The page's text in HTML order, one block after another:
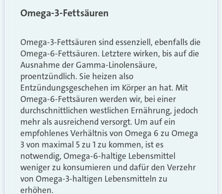
Omega-3-Fettsäuren
Omega-3-Fettsäuren sind essenziell, ebenfalls die
Omega-6-Fettsäuren. Letztere wirken, bis auf die
Ausnahme der Gamma-Linolensäure,
proentzündlich. Sie heizen also
Entzündungsgeschehen im Körper an hat. Mit
Omega-6-Fettsäuren werden wir, bei einer
durchschnittlichen westlichen Ernährung, jedoch
mehr als ausreichend versorgt. Um auf ein
empfohlenes Verhältnis von Omega 6 zu Omega
3 von maximal 5 zu 1 zu kommen, ist es
notwendig, Omega-6-haltige Lebensmittel
weniger zu konsumieren und dafür den Verzehr
von Omega-3-haltigen Lebensmitteln zu
erhöhen.